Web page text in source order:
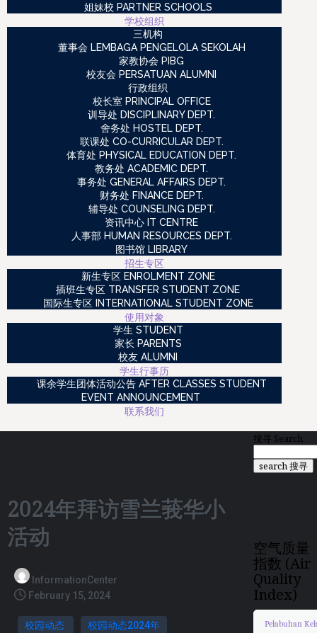
姐妹校 PARTNER SCHOOLS
学校组织
三机构
董事会 LEMBAGA PENGELOLA SEKOLAH
家教协会 PIBG
校友会 PERSATUAN ALUMNI
行政组织
校长室 PRINCIPAL OFFICE
训导处 DISCIPLINARY DEPT.
舍务处 HOSTEL DEPT.
联课处 CO-CURRICULAR DEPT.
体育处 PHYSICAL EDUCATION DEPT.
教务处 ACADEMIC DEPT.
事务处 GENERAL AFFAIRS DEPT.
财务处 FINANCE DEPT.
辅导处 COUNSELING DEPT.
资讯中心 IT CENTRE
人事部 HUMAN RESOURCES DEPT.
图书馆 LIBRARY
招生专区
新生专区 ENROLMENT ZONE
插班生专区 TRANSFER STUDENT ZONE
国际生专区 INTERNATIONAL STUDENT ZONE
使用对象
学生 STUDENT
家长 PARENTS
校友 ALUMNI
学生行事历
课余学生团体活动公告 AFTER CLASSES STUDENT
EVENT ANNOUNCEMENT
联系我们
2024年拜访雪兰莪华小
活动
InformationCenter
February 15, 2024
校园动态 校园动态2024年
搜寻 Search
search 搜寻
空气质量
指数 (Air
Quality
Index)
Pelabuhan